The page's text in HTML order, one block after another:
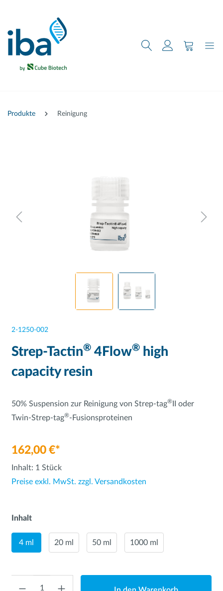
Produkte Reinigung
2-1250-002
Strep-Tactin®4Flow®high
capacity resin
50% Suspension zur Reinigung von Strep-tag®II oder
Twin-Strep-tag®-Fusionsproteinen
162,00 €*
Inhalt: 1 Stück
Preise exkl. MwSt. zzgl. Versandkosten
Inhalt
4 ml 20 ml 50 ml 1000 ml